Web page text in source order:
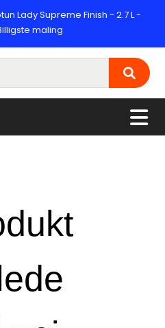
Lady Supreme Finish - 2.7 L -
maling